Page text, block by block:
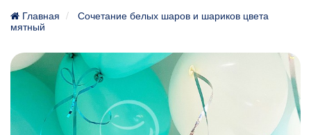
Главная
Сочетание белых шаров и шариков цвета
мятный